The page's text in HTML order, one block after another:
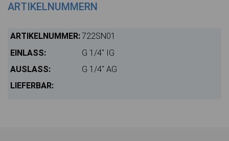
ARTIKELNUMMERN
722SN01
G 1/4" IG
G 1/4" AG